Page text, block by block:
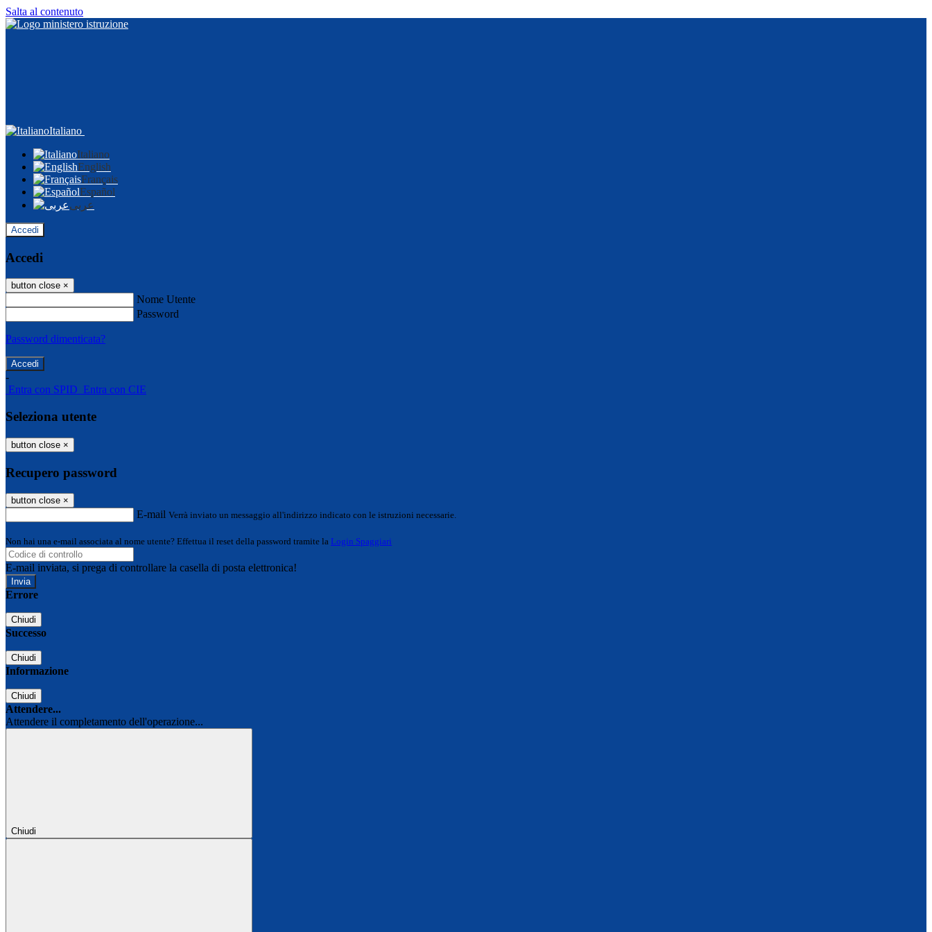
Salta al contenuto
Italiano
Italiano
English
Français
Español
عربى
Accedi
Accedi
button close ×
Nome Utente
Password
Password dimenticata?
-
Entra con SPID Entra con CIE
Seleziona utente
button close ×
Recupero password
button close ×
E-mail Verrà inviato un messaggio all'indirizzo indicato con le istruzioni necessarie.
Non hai una e-mail associata al nome utente? Effettua il reset della password tramite la Login Spaggiari
E-mail inviata, si prega di controllare la casella di posta elettronica!
Errore
Chiudi
Successo
Chiudi
Informazione
Chiudi
Attendere...
Attendere il completamento dell'operazione...
Chiudi